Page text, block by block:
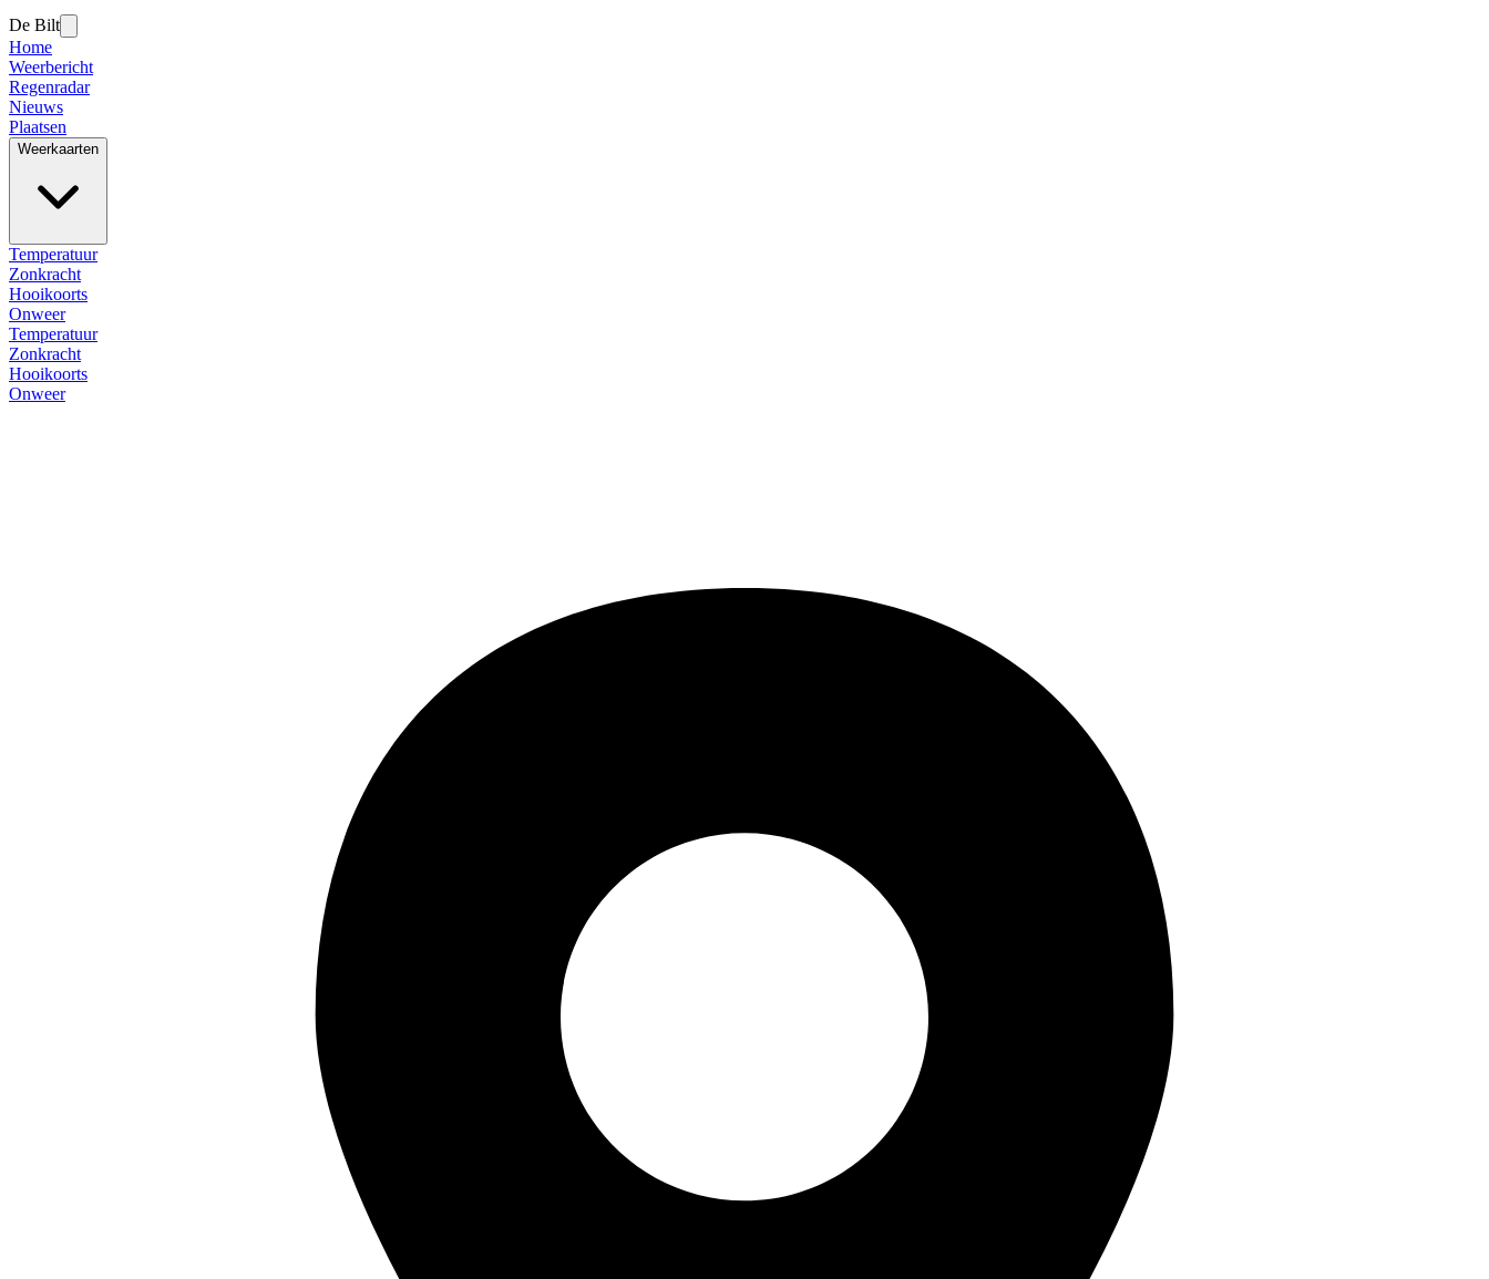
De Bilt
Home
Weerbericht
Regenradar
Nieuws
Plaatsen
Weerkaarten
Temperatuur
Zonkracht
Hooikoorts
Onweer
Temperatuur
Zonkracht
Hooikoorts
Onweer